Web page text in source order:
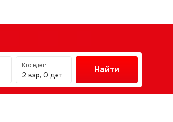
Кто едет:
2 взр, 0 дет
Найти